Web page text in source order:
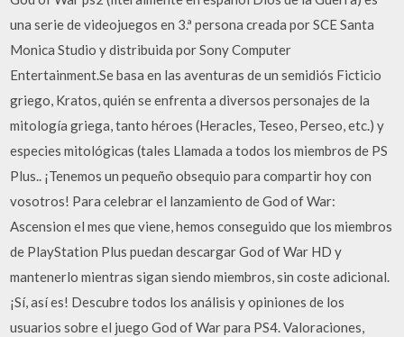
una serie de videojuegos en 3.ª persona creada por SCE Santa
Monica Studio y distribuida por Sony Computer
Entertainment.Se basa en las aventuras de un semidiós Ficticio
griego, Kratos, quién se enfrenta a diversos personajes de la
mitología griega, tanto héroes (Heracles, Teseo, Perseo, etc.) y
especies mitológicas (tales Llamada a todos los miembros de PS
Plus.. ¡Tenemos un pequeño obsequio para compartir hoy con
vosotros! Para celebrar el lanzamiento de God of War:
Ascension el mes que viene, hemos conseguido que los miembros
de PlayStation Plus puedan descargar God of War HD y
mantenerlo mientras sigan siendo miembros, sin coste adicional.
¡Sí, así es! Descubre todos los análisis y opiniones de los
usuarios sobre el juego God of War para PS4. Valoraciones,